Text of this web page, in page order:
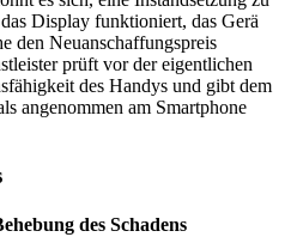
Display funktioniert, das Gerä
den Neuanschaffungspreis
prüft vor der eigentlichen
des Handys und gibt dem
angenommen am Smartphone
des Schadens